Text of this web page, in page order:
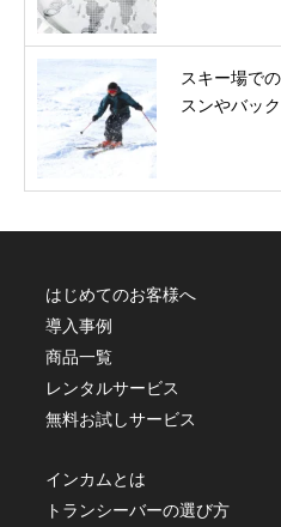
スキー場で
スンやバック
はじめてのお客様へ
導入事例
商品一覧
レンタルサービス
無料お試しサービス
インカムとは
トランシーバーの選び方